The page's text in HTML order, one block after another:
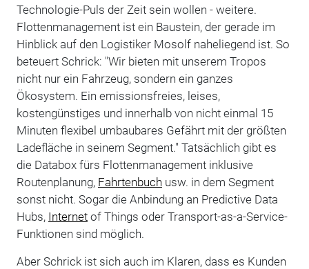
Technologie-Puls der Zeit sein wollen - weitere.
Flottenmanagement ist ein Baustein, der gerade im
Hinblick auf den Logistiker Mosolf naheliegend ist. So
beteuert Schrick: "Wir bieten mit unserem Tropos
nicht nur ein Fahrzeug, sondern ein ganzes
Ökosystem. Ein emissionsfreies, leises,
kostengünstiges und innerhalb von nicht einmal 15
Minuten flexibel umbaubares Gefährt mit der größten
Ladefläche in seinem Segment." Tatsächlich gibt es
die Databox fürs Flottenmanagement inklusive
Routenplanung, Fahrtenbuch usw. in dem Segment
sonst nicht. Sogar die Anbindung an Predictive Data
Hubs, Internetof Things oder Transport-as-a-Service-
Funktionen sind möglich.
Aber Schrick ist sich auch im Klaren, dass es Kunden